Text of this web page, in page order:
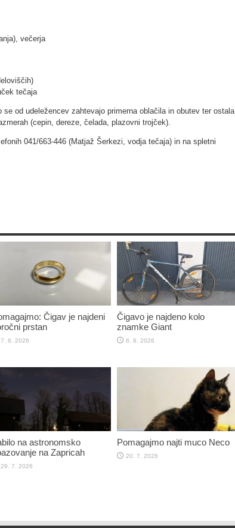
večerja
tečaja
od udeležencev zahtevajo primerna oblačila in obutev ter ostala
(cepin, dereze, čelada, plazovni trojček).
041/663-446 (Matjaž Šerkezi, vodja tečaja) in na spletni
Čigav je najdeni
prstan
7. 8. 2026
Čigavo je najdeno kolo
znamke Giant
6. 8. 2026
na astronomsko
na Zapricah
29. 7. 2026
Pomagajmo najti muco Neco
20. 7. 2026